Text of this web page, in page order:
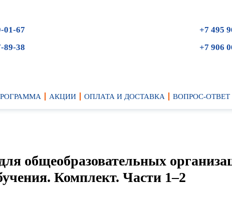
01-67
89-38
+7 495
+7 906
АКЦИИ ОПЛАТА И ДОСТАВКА ВОПРОС-ОТВЕТ
общеобразовательных
Комплект. Части 1–2